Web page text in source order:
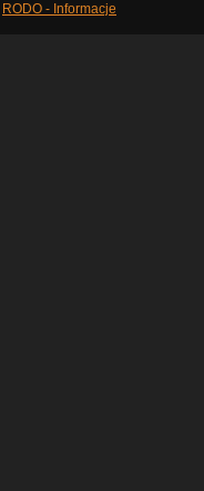
RODO - Informacje